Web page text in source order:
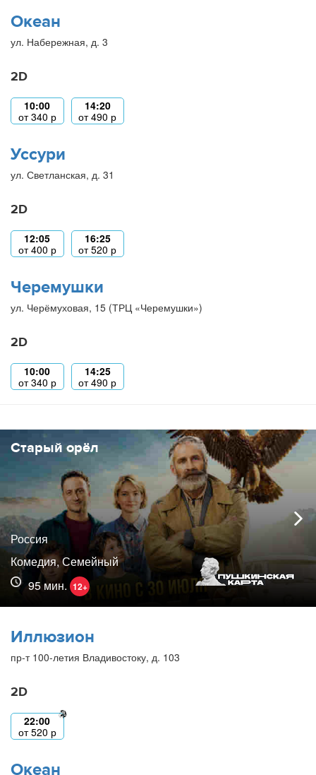
Океан
ул. Набережная, д. 3
2D
10:00
от340 р
14:20
от490 р
Уссури
ул. Светланская, д. 31
2D
12:05
от400 р
16:25
от520 р
Черемушки
ул. Черёмуховая, 15 (ТРЦ «Черемушки»)
2D
10:00
от340 р
14:25
от490 р
Старый орёл
Россия
Комедия, Семейный
95 мин. 12+
Иллюзион
пр-т 100-летия Владивостоку, д. 103
2D
22:00
от520 р
Океан